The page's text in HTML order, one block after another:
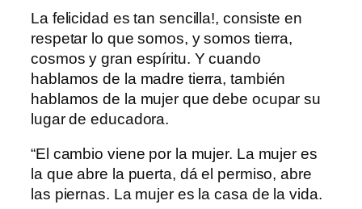
La felicidad es tan sencilla!, consiste en
respetar lo que somos, y somos tierra,
cosmos y gran espíritu. Y cuando
hablamos de la madre tierra, también
hablamos de la mujer que debe ocupar su
lugar de educadora.
“El cambio viene por la mujer. La mujer es
la que abre la puerta, dá el permiso, abre
las piernas. La mujer es la casa de la vida.